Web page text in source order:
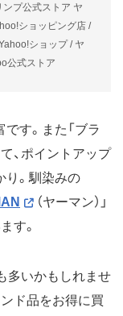
プ公式ストア ヤ
ショッピング店 /
ショップ / ヤ
公式ストア
す。また「ブラ
、ポイントアップ
り。馴染みの
（ヤーマン）」
す。
多いかもしれませ
ド品をお得に買